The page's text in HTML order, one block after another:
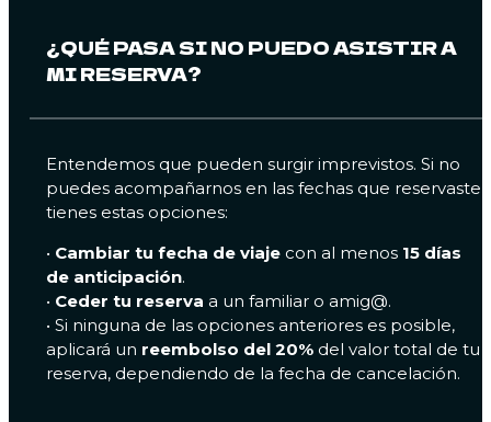
¿QUÉ PASA SI NO PUEDO ASISTIR A
MI RESERVA?
Entendemos que pueden surgir imprevistos. Si no
puedes acompañarnos en las fechas que reservaste,
tienes estas opciones:
• Cambiar tu fecha de viaje con al menos 15 días
de anticipación.
• Ceder tu reserva a un familiar o amig@.
• Si ninguna de las opciones anteriores es posible,
aplicará un reembolso del 20% del valor total de tu
reserva, dependiendo de la fecha de cancelación.